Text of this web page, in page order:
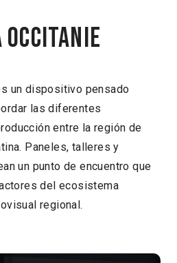
un dispositivo pensado
las diferentes
entre la región de
Paneles, talleres y
un punto de encuentro que
del ecosistema
regional.